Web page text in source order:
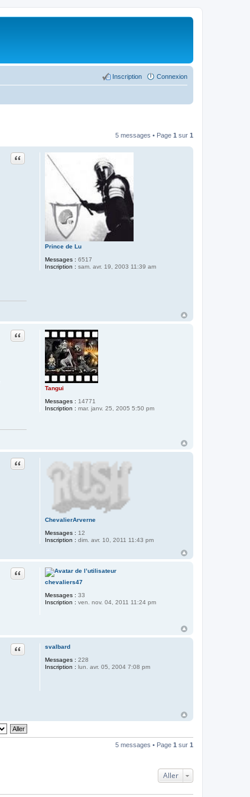
Connexion
Inscription
5 messages • Page 1 sur 1
Prince de Lu
Messages : 6517
Inscription : sam. avr. 19, 2003 11:39 am
Citer
Tangui
Messages : 14771
Inscription : mar. janv. 25, 2005 5:50 pm
Citer
ChevalierArverne
Messages : 12
Inscription : dim. avr. 10, 2011 11:43 pm
Citer
chevaliers47
Messages : 33
Inscription : ven. nov. 04, 2011 11:24 pm
Citer
svalbard
Messages : 228
Inscription : lun. avr. 05, 2004 7:08 pm
Citer
5 messages • Page 1 sur 1
Aller